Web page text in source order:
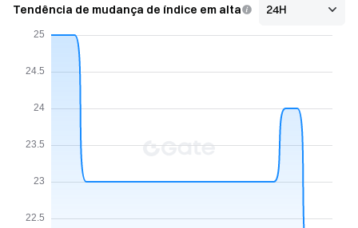
Tendência de mudança de índice em alta